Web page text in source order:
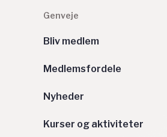
Genveje
Bliv medlem
Medlemsfordele
Nyheder
Kurser og aktiviteter